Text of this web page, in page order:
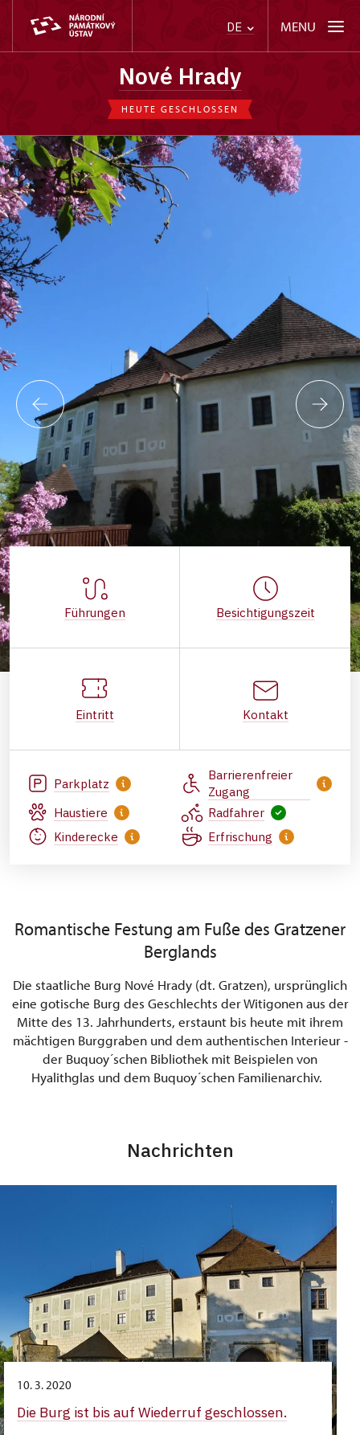
DE MENU
Nové Hrady
HEUTE GESCHLOSSEN
Führungen Besichtigungszeit
Eintritt Kontakt
Parkplatz
Barrierenfreier
Zugang
Haustiere
Radfahrer
Kinderecke
Erfrischung
Romantische Festung am Fuße des Gratzener
Berglands
Die staatliche Burg Nové Hrady (dt. Gratzen), ursprünglich
eine gotische Burg des Geschlechts der Witigonen aus der
Mitte des 13. Jahrhunderts, erstaunt bis heute mit ihrem
mächtigen Burggraben und dem authentischen Interieur -
der Buquoy´schen Bibliothek mit Beispielen von
Hyalithglas und dem Buquoy´schen Familienarchiv.
Nachrichten
10. 3. 2020
Die Burg ist bis auf Wiederruf geschlossen.